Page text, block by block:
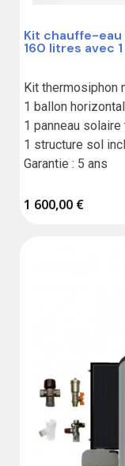
Kit chauffe-
160 litres avec
Kit thermosiphon
1 ballon
1 panneau
1 structure sol
Garantie : 5 ans
1 600,00 €